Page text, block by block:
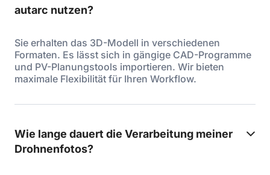
autarc nutzen?
Sie erhalten das 3D-Modell in verschiedenen
Formaten. Es lässt sich in gängige CAD-Programme
und PV-Planungstools importieren. Wir bieten
maximale Flexibilität für Ihren Workflow.
Wie lange dauert die Verarbeitung meiner
Drohnenfotos?